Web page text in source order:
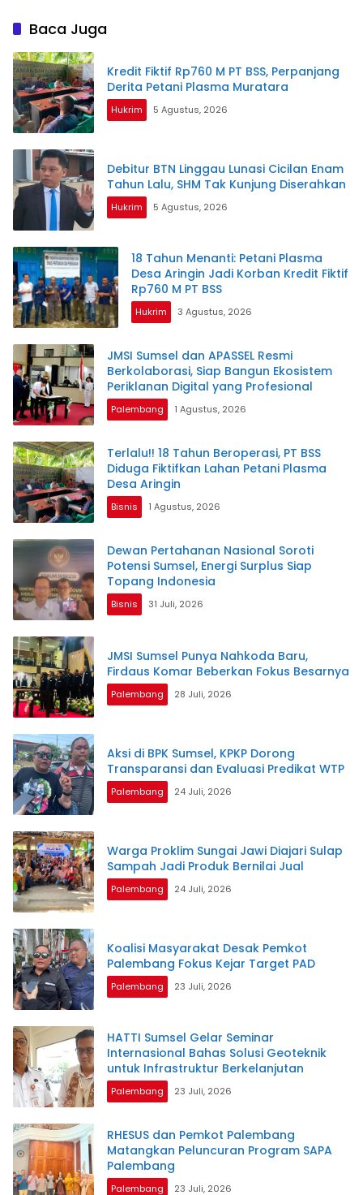
Berkelanjutan
Baca Juga
Kredit Fiktif Rp760 M PT BSS, Perpanjang
Derita Petani Plasma Muratara
Hukrim 5 Agustus, 2026
Debitur BTN Linggau Lunasi Cicilan Enam
Tahun Lalu, SHM Tak Kunjung Diserahkan
Hukrim 5 Agustus, 2026
18 Tahun Menanti: Petani Plasma
Desa Aringin Jadi Korban Kredit Fiktif
Rp760 M PT BSS
Hukrim 3 Agustus, 2026
JMSI Sumsel dan APASSEL Resmi
Berkolaborasi, Siap Bangun Ekosistem
Periklanan Digital yang Profesional
Palembang 1 Agustus, 2026
Terlalu!! 18 Tahun Beroperasi, PT BSS
Diduga Fiktifkan Lahan Petani Plasma
Desa Aringin
Bisnis 1 Agustus, 2026
Dewan Pertahanan Nasional Soroti
Potensi Sumsel, Energi Surplus Siap
Topang Indonesia
Bisnis 31 Juli, 2026
JMSI Sumsel Punya Nahkoda Baru,
Firdaus Komar Beberkan Fokus Besarnya
Palembang 28 Juli, 2026
Aksi di BPK Sumsel, KPKP Dorong
Transparansi dan Evaluasi Predikat WTP
Palembang 24 Juli, 2026
Warga Proklim Sungai Jawi Diajari Sulap
Sampah Jadi Produk Bernilai Jual
Palembang 24 Juli, 2026
Koalisi Masyarakat Desak Pemkot
Palembang Fokus Kejar Target PAD
Palembang 23 Juli, 2026
HATTI Sumsel Gelar Seminar
Internasional Bahas Solusi Geoteknik
untuk Infrastruktur Berkelanjutan
Palembang 23 Juli, 2026
RHESUS dan Pemkot Palembang
Matangkan Peluncuran Program SAPA
Palembang
Palembang 23 Juli, 2026